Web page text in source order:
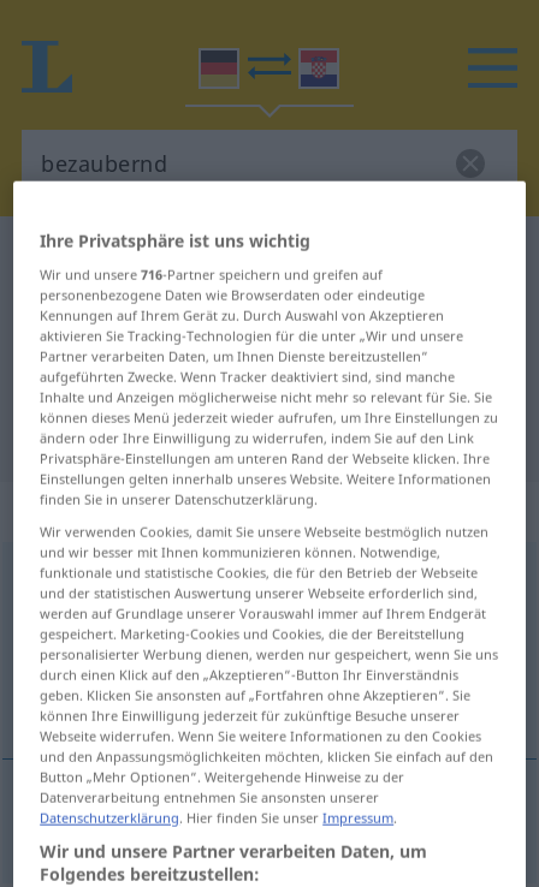
Deutsch-Kroatisch Wörterbuch
Deutsch-Kroatisch Übersetzung für
"bezaubernd"
"bezaubernd" Kroatisch
Übersetzung
„bezaubernd“: Adjektiv
bezauberndadj
Übersicht aller Übersetzungen
(Für mehr Details die Übersetzung anklicken/antippen)
dražestan, bajan
dražestan,bajan bezaubernd
Ihre Privatsphäre ist uns wichtig
Wir und unsere716-Partner speichern und greifen auf
personenbezogene Daten wie Browserdaten oder eindeutige
Kennungen auf Ihrem Gerät zu. Durch Auswahl von Akzeptieren
aktivieren Sie Tracking-Technologien für die unter „Wir und unsere
Partner verarbeiten Daten, um Ihnen Dienste bereitzustellen“
aufgeführten Zwecke. Wenn Tracker deaktiviert sind, sind manche
Inhalte und Anzeigen möglicherweise nicht mehr so relevant für Sie. Sie
können dieses Menü jederzeit wieder aufrufen, um Ihre Einstellungen zu
ändern oder Ihre Einwilligung zu widerrufen, indem Sie auf den Link
Privatsphäre-Einstellungen am unteren Rand der Webseite klicken. Ihre
Einstellungen gelten innerhalb unseres Website. Weitere Informationen
finden Sie in unserer Datenschutzerklärung.
Wir verwenden Cookies, damit Sie unsere Webseite bestmöglich nutzen
und wir besser mit Ihnen kommunizieren können. Notwendige,
funktionale und statistische Cookies, die für den Betrieb der Webseite
und der statistischen Auswertung unserer Webseite erforderlich sind,
werden auf Grundlage unserer Vorauswahl immer auf Ihrem Endgerät
gespeichert. Marketing-Cookies und Cookies, die der Bereitstellung
personalisierter Werbung dienen, werden nur gespeichert, wenn Sie uns
durch einen Klick auf den „Akzeptieren“-Button Ihr Einverständnis
geben. Klicken Sie ansonsten auf „Fortfahren ohne Akzeptieren“. Sie
können Ihre Einwilligung jederzeit für zukünftige Besuche unserer
Webseite widerrufen. Wenn Sie weitere Informationen zu den Cookies
und den Anpassungsmöglichkeiten möchten, klicken Sie einfach auf den
Button „Mehr Optionen“. Weitergehende Hinweise zu der
Datenverarbeitung entnehmen Sie ansonsten unserer
Datenschutzerklärung. Hier finden Sie unserImpressum.
Wir und unsere Partner verarbeiten Daten, um
Folgendes bereitzustellen: